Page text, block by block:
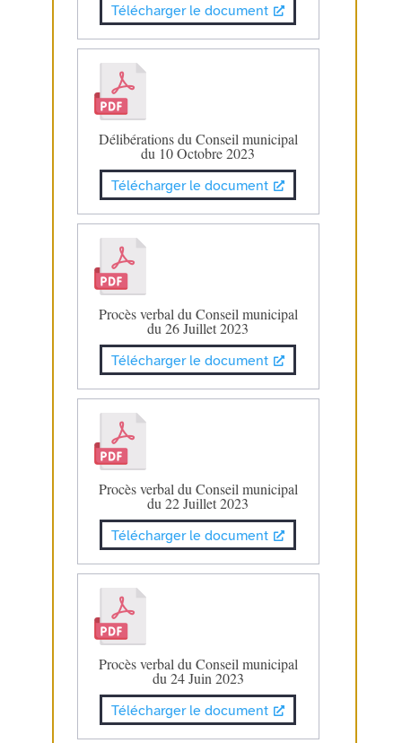
Télécharger le document
Délibérations du Conseil municipal
du 10 Octobre 2023
Télécharger le document
Procès verbal du Conseil municipal
du 26 Juillet 2023
Télécharger le document
Procès verbal du Conseil municipal
du 22 Juillet 2023
Télécharger le document
Procès verbal du Conseil municipal
du 24 Juin 2023
Télécharger le document